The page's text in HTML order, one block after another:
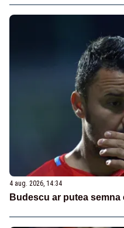
4 aug. 2026, 14:34
Budescu ar putea